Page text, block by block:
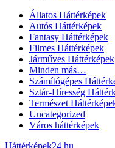
Állatos Háttérképek
Autós Háttérképek
Fantasy Háttérképek
Filmes Háttérképek
Járműves Háttérképek
Minden más…
Számítógépes
Sztár-Híresség
Természet
Uncategorized
Város háttérképek
Háttérképek24.hu